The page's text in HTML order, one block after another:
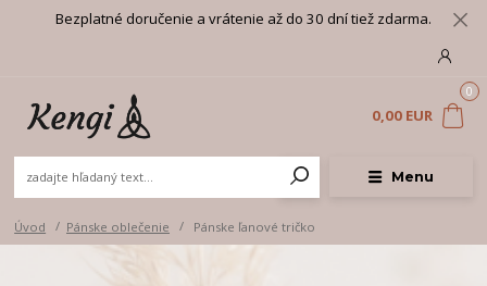
Bezplatné doručenie a vrátenie až do 30 dní tiež zdarma.
Menu
0
0,00 EUR
Úvod Pánske oblečenie Pánske ľanové tričko